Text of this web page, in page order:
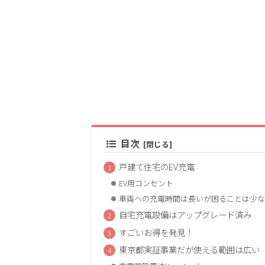
目次
戸建て住宅のEV充電
EV用コンセント
車両への充電時間は長いが困ることは少
自宅充電設備はアップグレード済み
すごいお得を発見！
東京都実証事業だが使える範囲は広い